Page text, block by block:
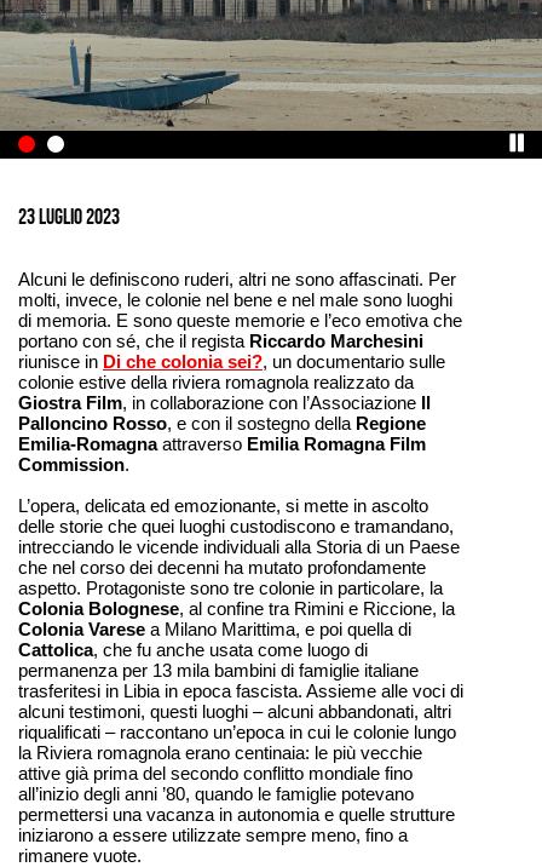
Ingrandisci
23 luglio 2023
Alcuni le definiscono ruderi, altri ne sono affascinati. Per
molti, invece, le colonie nel bene e nel male sono luoghi
di memoria. E sono queste memorie e l’eco emotiva che
portano con sé, che il regista Riccardo Marchesini
riunisce in Di che colonia sei?, un documentario sulle
colonie estive della riviera romagnola realizzato da
Giostra Film, in collaborazione con l’Associazione Il
Palloncino Rosso, e con il sostegno della Regione
Emilia-Romagnaattraverso Emilia Romagna Film
Commission.
L’opera, delicata ed emozionante, si mette in ascolto
delle storie che quei luoghi custodiscono e tramandano,
intrecciando le vicende individuali alla Storia di un Paese
che nel corso dei decenni ha mutato profondamente
aspetto. Protagoniste sono tre colonie in particolare, la
Colonia Bolognese, al confine tra Rimini e Riccione, la
Colonia Varese a Milano Marittima, e poi quella di
Cattolica, che fu anche usata come luogo di
permanenza per 13 mila bambini di famiglie italiane
trasferitesi in Libia in epoca fascista. Assieme alle voci di
alcuni testimoni, questi luoghi – alcuni abbandonati, altri
riqualificati – raccontano un’epoca in cui le colonie lungo
la Riviera romagnola erano centinaia: le più vecchie
attive già prima del secondo conflitto mondiale fino
all’inizio degli anni ’80, quando le famiglie potevano
permettersi una vacanza in autonomia e quelle strutture
iniziarono a essere utilizzate sempre meno, fino a
rimanere vuote.